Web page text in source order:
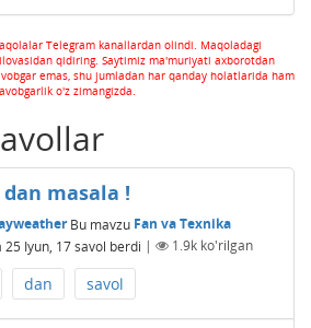
Telegram kanallardan olindi. Maqoladagi
qidiring. Saytimiz ma'muriyati axborotdan
emas, shu jumladan har qanday holatlarida ham
o'z zimangizda.
masala !
Bu mavzu Fan va Texnika
25 Iyun, 17 savol berdi | 1.9kko'rilgan
dan savol